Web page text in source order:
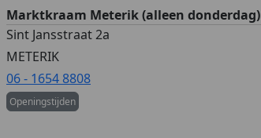
Marktkraam Meterik (alleen donderdag)
Sint Jansstraat 2a
METERIK
06 - 1654 8808
Openingstijden